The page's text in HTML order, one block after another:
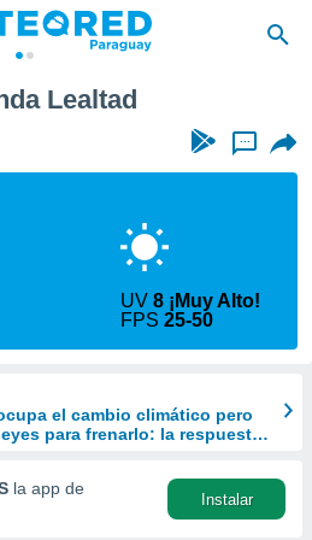
Lealtad
...
UV8 ¡Muy Alto!
FPS25-50
el cambio climático pero
para frenarlo: la respuesta
la app de
Instalar